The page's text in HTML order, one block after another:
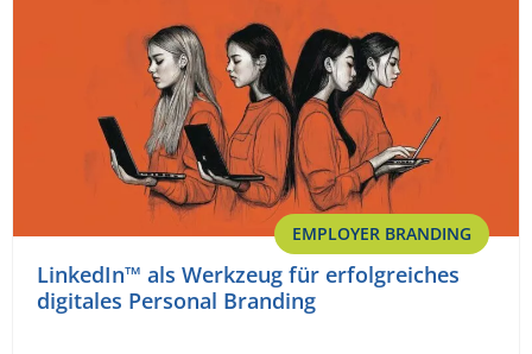
EMPLOYER BRANDING
LinkedIn™ als Werkzeug für erfolgreiches
digitales Personal Branding